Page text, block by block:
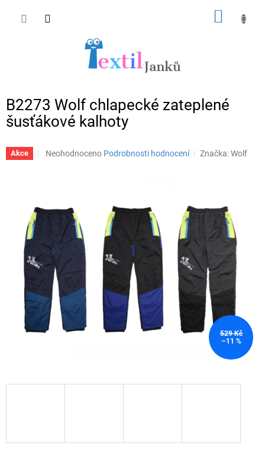
B2273 Wolf chlapecké zateplené
šusťákové kalhoty
Akce
Průměrné
z
hvězdiček.
Neohodnoceno Podrobnosti hodnocení Značka:Wolf
529 Kč
–11 %